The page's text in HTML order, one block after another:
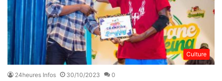
Culture
24heures Infos 30/10/2023 0